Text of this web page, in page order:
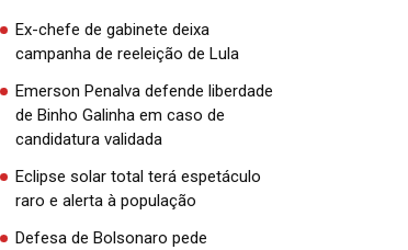
Ex-chefe de gabinete deixa
campanha de reeleição de Lula
Emerson Penalva defende liberdade
de Binho Galinha em caso de
candidatura validada
Eclipse solar total terá espetáculo
raro e alerta à população
Defesa de Bolsonaro pede